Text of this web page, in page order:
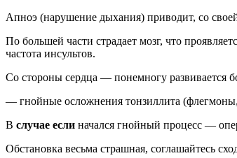
Апноэ (нарушение дыхания) приводит, со
По большей части страдает мозг, что
частота инсультов.
Со стороны сердца — понемногу развивается
— гнойные осложнения тонзиллита
В случае если начался гнойный процесс —
Обстановка весьма страшная, соглашайтесь